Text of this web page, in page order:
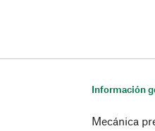
Información
Mecánica